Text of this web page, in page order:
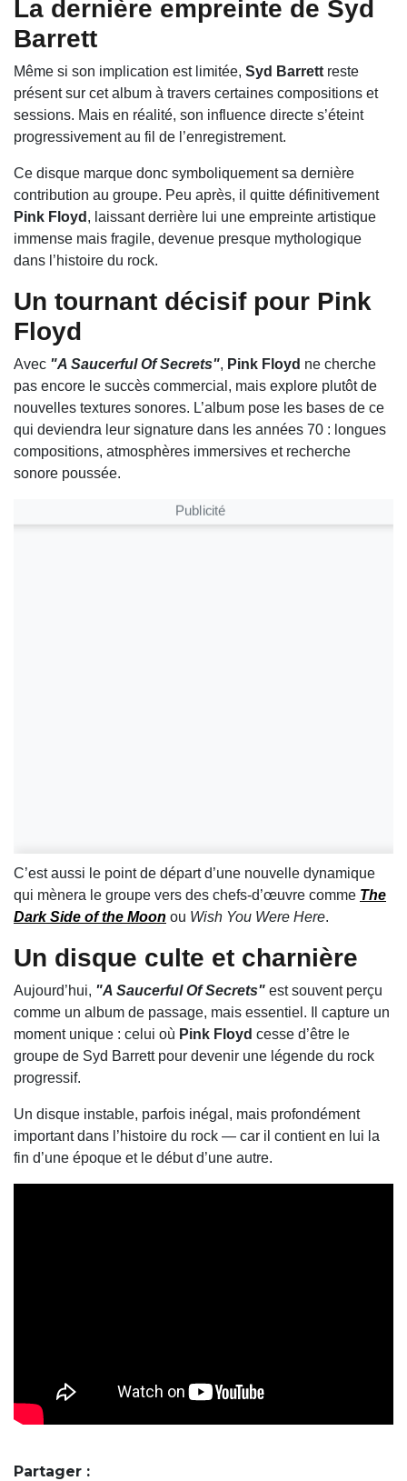
La dernière empreinte de Syd
Barrett
Même si son implication est limitée, Syd Barrett reste
présent sur cet album à travers certaines compositions et
sessions. Mais en réalité, son influence directe s’éteint
progressivement au fil de l’enregistrement.
Ce disque marque donc symboliquement sa dernière
contribution au groupe. Peu après, il quitte définitivement
Pink Floyd , laissant derrière lui une empreinte artistique
immense mais fragile, devenue presque mythologique
dans l’histoire du rock.
Un tournant décisif pour Pink
Floyd
Avec "A Saucerful Of Secrets", Pink Floyd ne cherche
pas encore le succès commercial, mais explore plutôt de
nouvelles textures sonores. L’album pose les bases de ce
qui deviendra leur signature dans les années 70 : longues
compositions, atmosphères immersives et recherche
sonore poussée.
Publicité
C’est aussi le point de départ d’une nouvelle dynamique
qui mènera le groupe vers des chefs-d’œuvre comme The
Dark Side of the Moon ou Wish You Were Here.
Un disque culte et charnière
Aujourd’hui, "A Saucerful Of Secrets" est souvent perçu
comme un album de passage, mais essentiel. Il capture un
moment unique : celui où Pink Floyd cesse d’être le
groupe de Syd Barrett pour devenir une légende du rock
progressif.
Un disque instable, parfois inégal, mais profondément
important dans l’histoire du rock — car il contient en lui la
fin d’une époque et le début d’une autre.
Partager :